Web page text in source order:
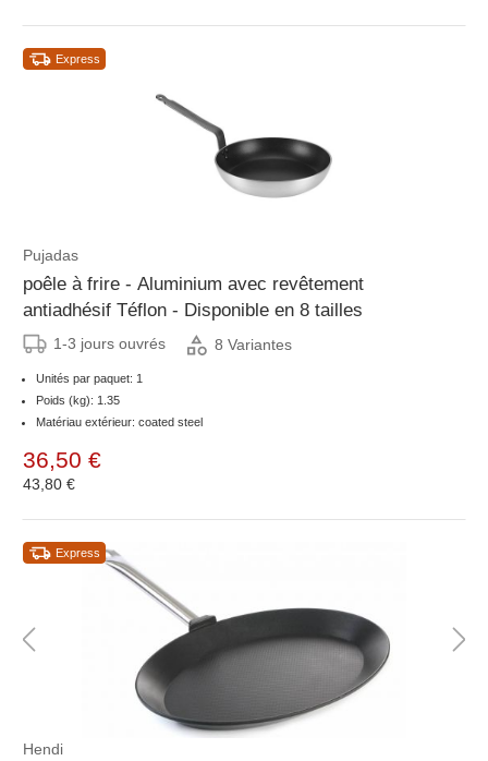
Express
Pujadas
poêle à frire - Aluminium avec revêtement
antiadhésif Téflon - Disponible en 8 tailles
1-3 jours ouvrés 8 Variantes
Unités par paquet: 1
Poids (kg): 1.35
Matériau extérieur: coated steel
36,50 €
43,80 €
Express
Hendi